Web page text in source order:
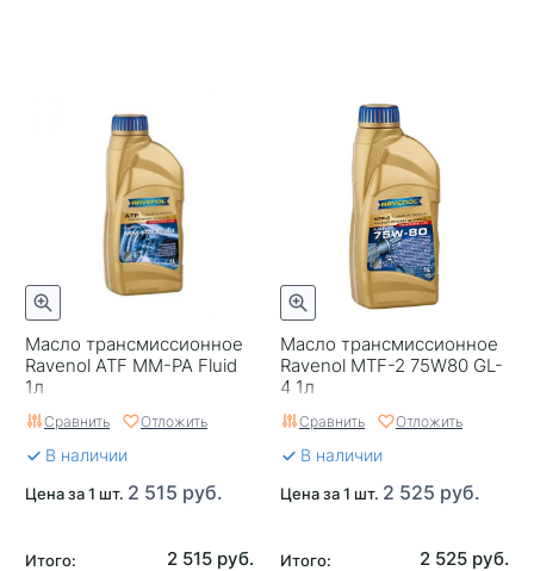
Масло трансмиссионное
Ravenol ATF MM-PA Fluid
1л
Сравнить Отложить
В наличии
Цена за 1 шт. 2 515 руб.
Итого: 2 515 руб.
Масло трансмиссионное
Ravenol MTF-2 75W80 GL-
4 1л
Сравнить Отложить
В наличии
Цена за 1 шт. 2 525 руб.
Итого: 2 525 руб.